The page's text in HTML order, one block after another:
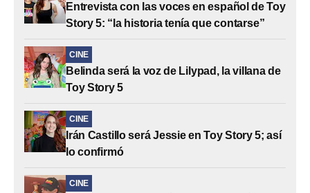
Entrevista con las voces en español de Toy
Story 5: “la historia tenía que contarse”
CINE
Belinda será la voz de Lilypad, la villana de
Toy Story 5
CINE
Irán Castillo será Jessie en Toy Story 5; así
lo confirmó
CINE